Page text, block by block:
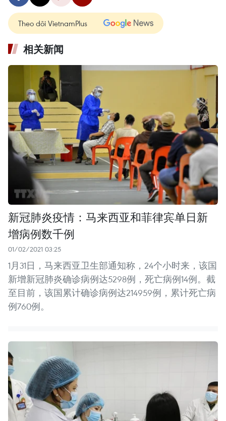
Theo dõi VietnamPlus
相关新闻
新冠肺炎疫情：马来西亚和菲律宾单日新
增病例数千例
01/02/2021 03:25
1月31日，马来西亚卫生部通知称，24个小时来，该国
新增新冠肺炎确诊病例达5298例，死亡病例14例。截
至目前，该国累计确诊病例达214959例，累计死亡病
例760例。